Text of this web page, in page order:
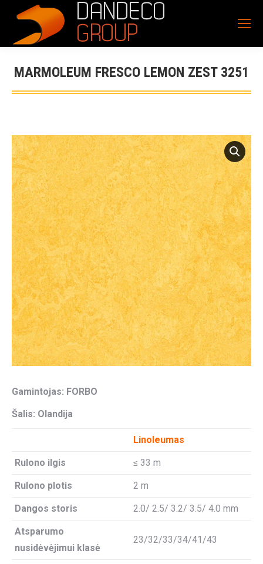
MARMOLEUM FRESCO LEMON ZEST 3251
Gamintojas: FORBO
Šalis: Olandija
Linoleumas
Rulono ilgis ≤ 33 m
Rulono plotis 2 m
Dangos storis 2.0/ 2.5/ 3.2/ 3.5/ 4.0 mm
Atsparumo
nusidėvėjimui klasė
23/32/33/34/41/43